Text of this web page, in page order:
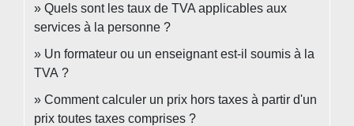
Quels sont les taux de TVA applicables aux
services à la personne ?
Un formateur ou un enseignant est-il soumis à la
TVA ?
Comment calculer un prix hors taxes à partir d'un
prix toutes taxes comprises ?